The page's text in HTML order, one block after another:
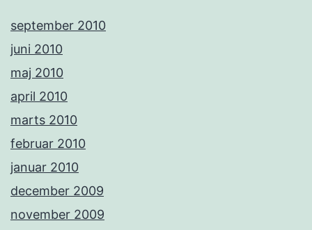
september 2010
juni 2010
maj 2010
april 2010
marts 2010
februar 2010
januar 2010
december 2009
november 2009